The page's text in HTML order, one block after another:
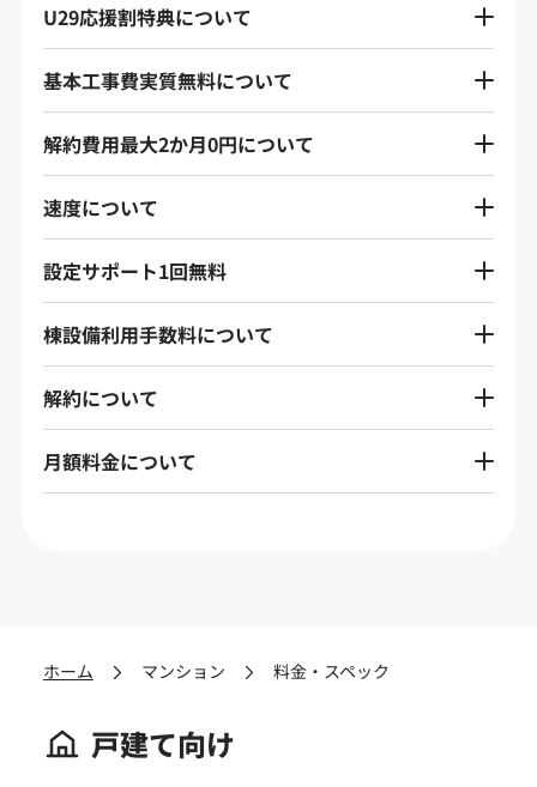
U29応援割特典について
基本工事費実質無料について
解約費用最大2か月0円について
速度について
設定サポート1回無料
棟設備利用手数料について
解約について
月額料金について
ホーム マンション 料金・スペック
戸建て向け